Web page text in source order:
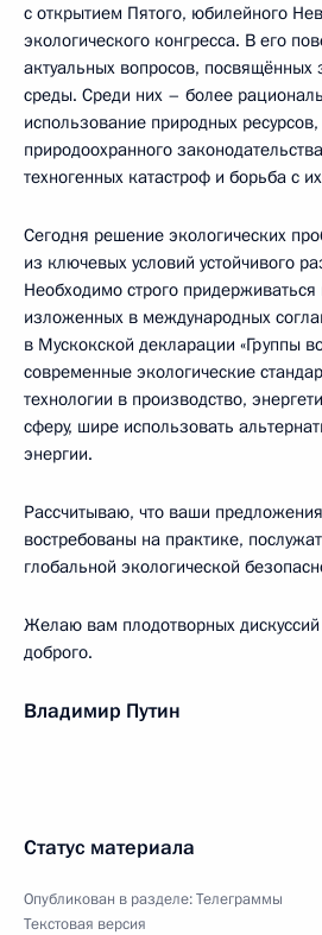
с открытием Пятого, юбилейного
экологического конгресса. В его
актуальных вопросов,
среды. Среди них – более
использование природных
природоохранного
техногенных катастроф и борьба с
Сегодня решение экологических
из ключевых условий устойчивого
Необходимо строго
изложенных в международных
в Мускокской декларации «Группы
современные экологические
технологии в производство,
сферу, шире использовать
энергии.
Рассчитываю, что ваши
востребованы на практике,
глобальной экологической
Желаю вам плодотворных дискуссий
доброго.
Владимир Путин
Статус материала
Опубликован в разделе:Телеграммы
Текстовая версия